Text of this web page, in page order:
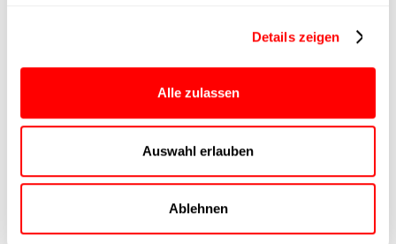
Details zeigen
Alle zulassen
Auswahl erlauben
Ablehnen
CTC-080
1500N
CTC
1000N